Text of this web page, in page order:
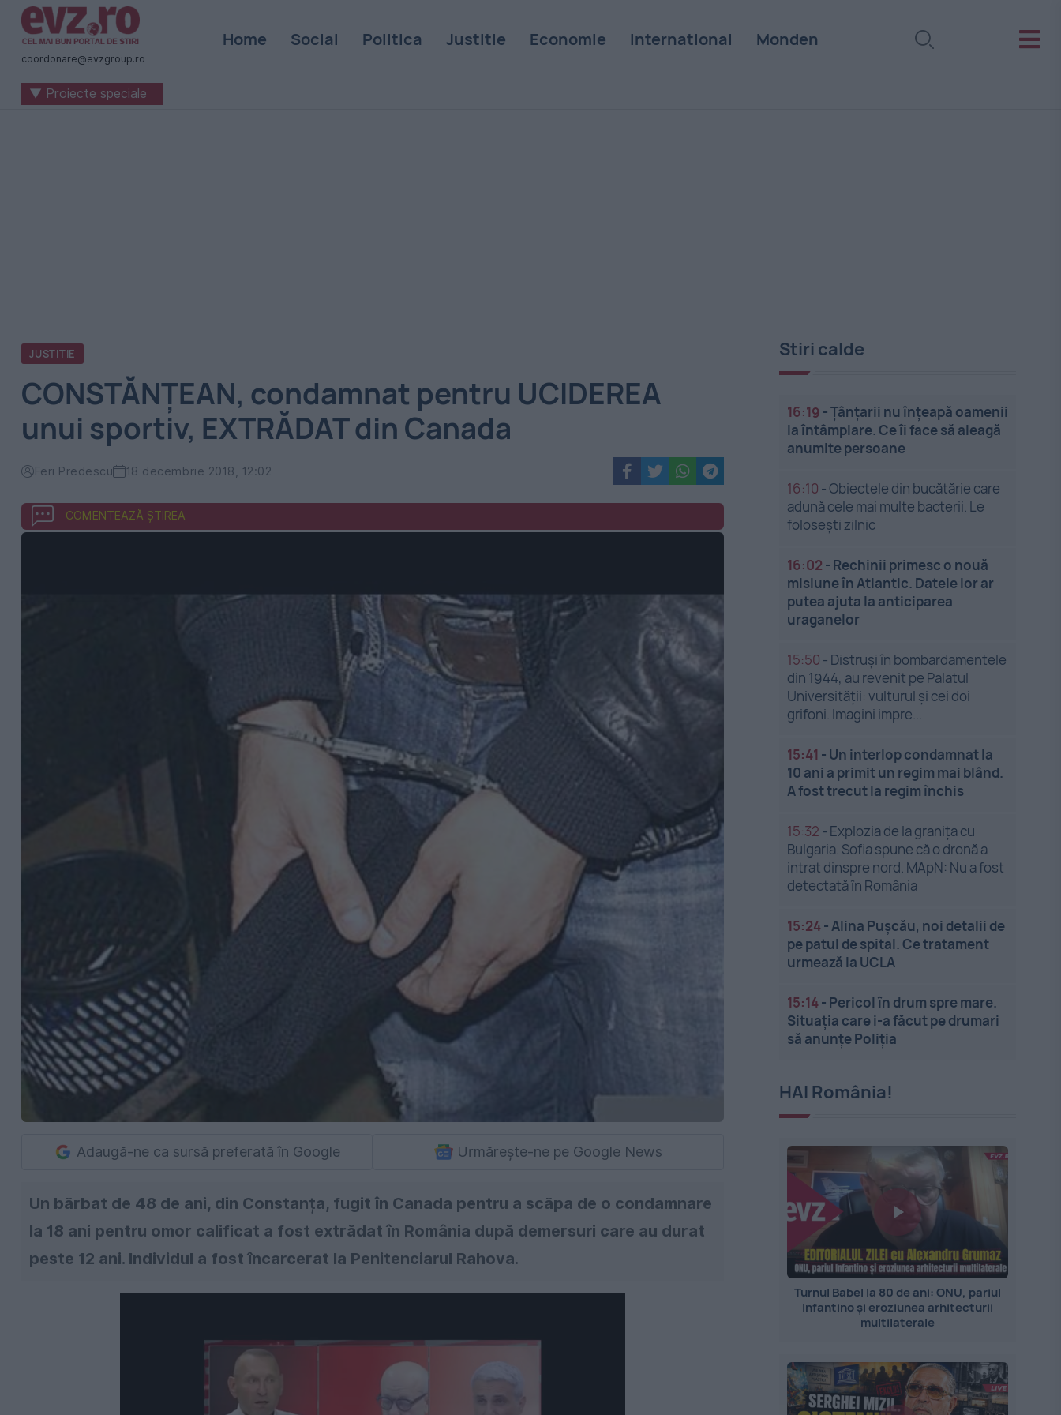
Știri
naționale
internaționale
coordonare@evzgroup.ro
Home Social Politica Justitie Economie International Monden
▼ Proiecte speciale
JUSTITIE
CONSTĂNȚEAN, condamnat pentru UCIDEREA
unui sportiv, EXTRĂDAT din Canada
Feri Predescu 18 decembrie 2018, 12:02
COMENTEAZĂ ȘTIREA
Adaugă-ne ca sursă preferată în Google Urmărește-ne pe Google News
Un bărbat de 48 de ani, din Constanța, fugit în Canada pentru a scăpa de o condamnare
la 18 ani pentru omor calificat a fost extrădat în România după demersuri care au durat
peste 12 ani. Individul a fost încarcerat la Penitenciarul Rahova.
Stiri calde
16:19 -Țânțarii nu înțeapă oamenii
la întâmplare. Ce îi face să aleagă
anumite persoane
16:10 -Obiectele din bucătărie care
adună cele mai multe bacterii. Le
folosești zilnic
16:02 - Rechinii primesc o nouă
misiune în Atlantic. Datele lor ar
putea ajuta la anticiparea
uraganelor
15:50 - Distruși în bombardamentele
din 1944, au revenit pe Palatul
Universității: vulturul și cei doi
grifoni. Imagini impre...
15:41 - Un interlop condamnat la
10 ani a primit un regim mai blând.
A fost trecut la regim închis
15:32 - Explozia de la granița cu
Bulgaria. Sofia spune că o dronă a
intrat dinspre nord. MApN: Nu a fost
detectată în România
15:24-Alina Pușcău, noi detalii de
pe patul de spital. Ce tratament
urmează la UCLA
15:14- Pericol în drum spre mare.
Situația care i-a făcut pe drumari
să anunțe Poliția
HAI România!
Turnul Babel la 80 de ani: ONU, pariul
Infantino și eroziunea arhitecturii
multilaterale